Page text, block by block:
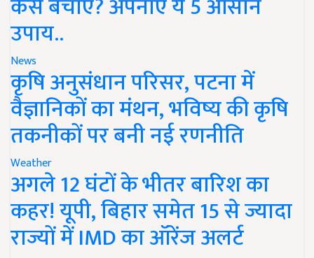
कैसे बचाएं? अपनाएं ये 5 आसान
उपाय..
News
कृषि अनुसंधान परिसर, पटना में
वैज्ञानिकों का मंथन, भविष्य की कृषि
तकनीकों पर बनी नई रणनीति
Weather
अगले 12 घंटों के भीतर बारिश का
कहर! यूपी, बिहार समेत 15 से ज्यादा
राज्यों में IMD का ऑरेंज अलर्ट